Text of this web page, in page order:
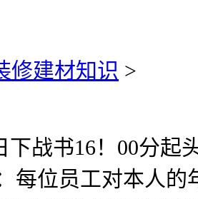
修建材知识 >
书16！00分起
每位员工对本人